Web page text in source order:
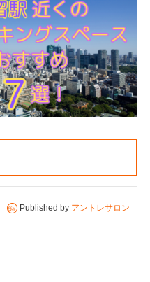
Published by アントレサロン